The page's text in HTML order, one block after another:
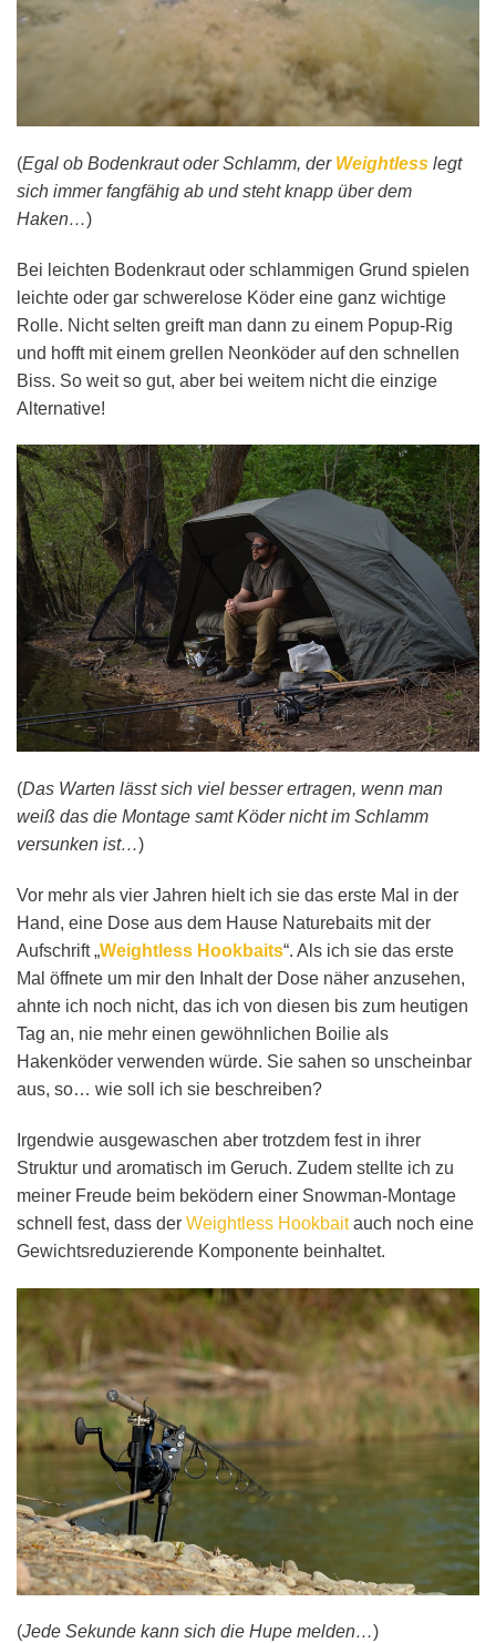
(Egal ob Bodenkraut oder Schlamm, der Weightless legt
sich immer fangfähig ab und steht knapp über dem
Haken…)
Bei leichten Bodenkraut oder schlammigen Grund spielen
leichte oder gar schwerelose Köder eine ganz wichtige
Rolle. Nicht selten greift man dann zu einem Popup-Rig
und hofft mit einem grellen Neonköder auf den schnellen
Biss. So weit so gut, aber bei weitem nicht die einzige
Alternative!
(Das Warten lässt sich viel besser ertragen, wenn man
weiß das die Montage samt Köder nicht im Schlamm
versunken ist…)
Vor mehr als vier Jahren hielt ich sie das erste Mal in der
Hand, eine Dose aus dem Hause Naturebaits mit der
Aufschrift „Weightless Hookbaits“. Als ich sie das erste
Mal öffnete um mir den Inhalt der Dose näher anzusehen,
ahnte ich noch nicht, das ich von diesen bis zum heutigen
Tag an, nie mehr einen gewöhnlichen Boilie als
Hakenköder verwenden würde. Sie sahen so unscheinbar
aus, so… wie soll ich sie beschreiben?
Irgendwie ausgewaschen aber trotzdem fest in ihrer
Struktur und aromatisch im Geruch. Zudem stellte ich zu
meiner Freude beim beködern einer Snowman-Montage
schnell fest, dass der Weightless Hookbaitauch noch eine
Gewichtsreduzierende Komponente beinhaltet.
(Jede Sekunde kann sich die Hupe melden…)